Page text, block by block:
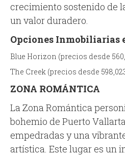
crecimiento sostenido de
un valor duradero.
Opciones Inmobiliarias
Blue Horizon (precios desde
The Creek (precios desde
ZONA ROMÁNTICA
La Zona Romántica
bohemio de Puerto
empedradas y una
artística. Este lugar es un